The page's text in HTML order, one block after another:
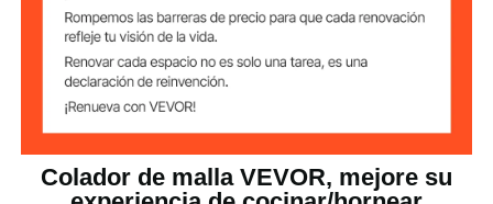
Colador de malla VEVOR, mejore su